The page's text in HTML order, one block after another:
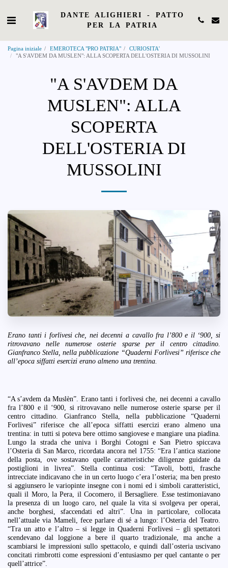
DANTE ALIGHIERI - PATTO
PER LA PATRIA
Pagina iniziale EMEROTECA "PRO PATRIA"
CURIOSITA'
"A S'AVDEM DA MUSLEN": ALLA SCOPERTA DELL'OSTERIA DI MUSSOLINI
"A S'AVDEM DA
MUSLEN": ALLA
SCOPERTA
DELL'OSTERIA DI
MUSSOLINI
Erano tanti i forlivesi che, nei decenni a cavallo fra l’800 e il ‘900, si
ritrovavano nelle numerose osterie sparse per il centro cittadino.
Gianfranco Stella, nella pubblicazione “Quaderni Forlivesi” riferisce che
all’epoca siffatti esercizi erano almeno una trentina.
“A s’avdem da Muslèn”. Erano tanti i forlivesi che, nei decenni a cavallo
fra l’800 e il ‘900, si ritrovavano nelle numerose osterie sparse per il
centro cittadino. Gianfranco Stella, nella pubblicazione “Quaderni
Forlivesi” riferisce che all’epoca siffatti esercizi erano almeno una
trentina: in tutti si poteva bere ottimo sangiovese e mangiare una piadina.
Lungo la strada che univa i Borghi Cotogni e San Pietro spiccava
l’Osteria di San Marco, ricordata ancora nel 1755: “Era l’antica stazione
della posta, ove sostavano quelle caratteristiche diligenze guidate da
postiglioni in livrea”. Stella continua così: “Tavoli, botti, frasche
intrecciate indicavano che in un certo luogo c’era l’osteria; ma ben presto
si aggiunsero le variopinte insegne con i nomi ed i simboli caratteristici,
quali il Moro, la Pera, il Cocomero, il Bersagliere. Esse testimoniavano
la presenza di un luogo caro, nel quale la vita si svolgeva per operai,
anche borghesi, sfaccendati ed altri”. Una in particolare, collocata
nell’attuale via Mameli, fece parlare di sé a lungo: l’Osteria del Teatro.
“Tra un atto e l’altro – si legge in Quaderni Forlivesi – gli spettatori
scendevano dal loggione a bere il quarto tradizionale, ma anche a
scambiarsi le impressioni sullo spettacolo, e quindi dall’osteria uscivano
concitati rimbrotti come espressioni d’entusiasmo per quel cantante o per
quell’attrice”.